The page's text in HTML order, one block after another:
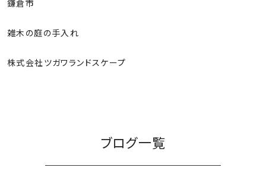
鎌倉市
雑木の庭の手入れ
株式会社ツガワランドスケープ
ブログ一覧